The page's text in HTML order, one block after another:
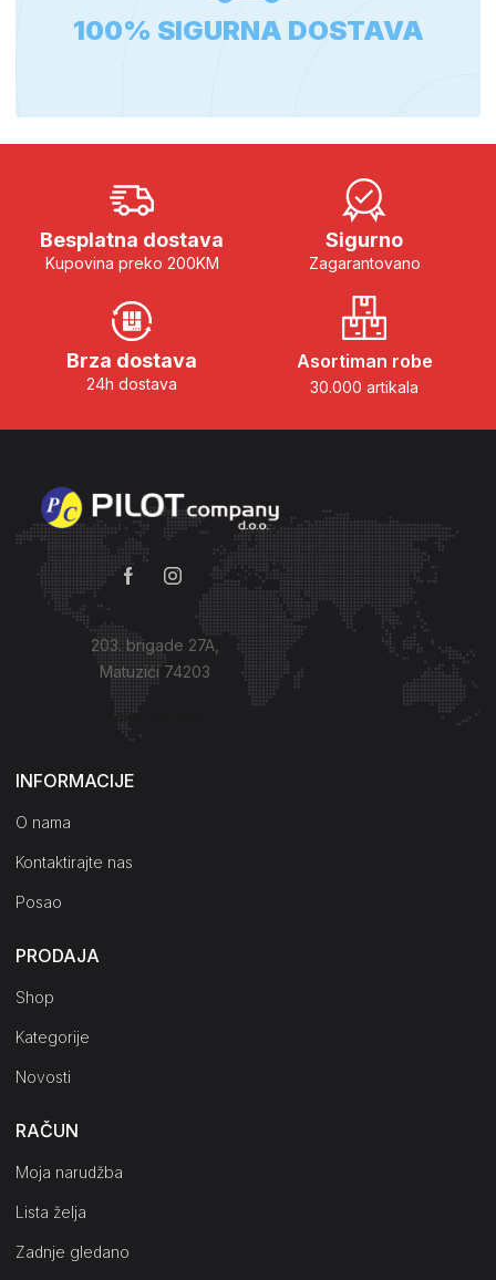
100% SIGURNA DOSTAVA
Besplatna dostava
Kupovina preko 200KM
Sigurno
Zagarantovano
Brza dostava
24h dostava
Asortiman robe
30.000 artikala
203. brigade 27A,
Matuzići 74203
Kako do nas?
INFORMACIJE
O nama
Kontaktirajte nas
Posao
PRODAJA
Shop
Kategorije
Novosti
RAČUN
Moja narudžba
Lista želja
Zadnje gledano